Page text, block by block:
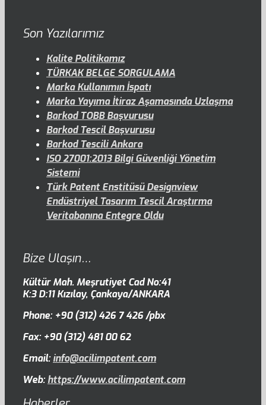
Son Yazılarımız
Kalite Politikamız
TÜRKAK BELGE SORGULAMA
Marka Kullanımın İspatı
Marka Yayıma İtiraz Aşamasında Uzlaşma
Barkod TOBB Başvurusu
Barkod Tescil Başvurusu
Barkod Tescili Ankara
ISO 27001:2013 Bilgi Güvenliği Yönetim
Sistemi
Türk Patent Enstitüsü Designview
Endüstriyel Tasarım Tescil Araştırma
Veritabanına Entegre Oldu
Bize Ulaşın…
Kültür Mah. Meşrutiyet Cad No:41
K:3 D:11 Kızılay, Çankaya/ANKARA
Phone: +90 (312) 426 7 426 /pbx
Fax: +90 (312) 481 00 62
Email:info@acilimpatent.com
Web:https://www.acilimpatent.com